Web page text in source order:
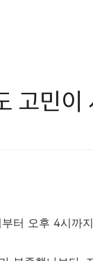
고민이
터 오후 4시까